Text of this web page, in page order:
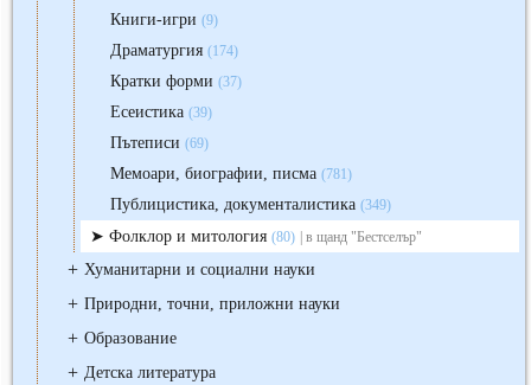
Книги-игри (9)
Драматургия (174)
Кратки форми (37)
Есеистика (39)
Пътеписи (69)
Мемоари, биографии, писма (781)
Публицистика, документалистика (349)
Фолклор и митология (80) | в щанд "Бестселър"
+ Хуманитарни и социални науки
+ Природни, точни, приложни науки
+ Образование
+ Детска литература